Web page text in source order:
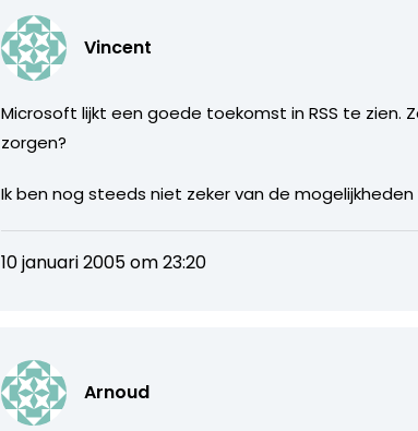
Vincent
Microsoft lijkt een goede toekomst in RSS te zien.
zorgen?
Ik ben nog steeds niet zeker van de mogelijkheden
10 januari 2005 om 23:20
Arnoud